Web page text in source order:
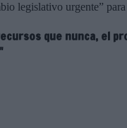
legislativo urgente”
que nunca, el